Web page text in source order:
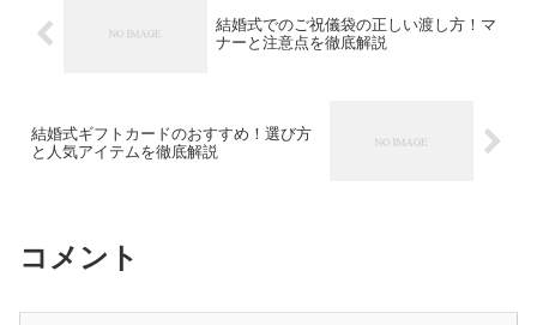
結婚式でのご祝儀袋の正しい渡し方！マ
ナーと注意点を徹底解説
結婚式ギフトカードのおすすめ！選び方
と人気アイテムを徹底解説
コメント